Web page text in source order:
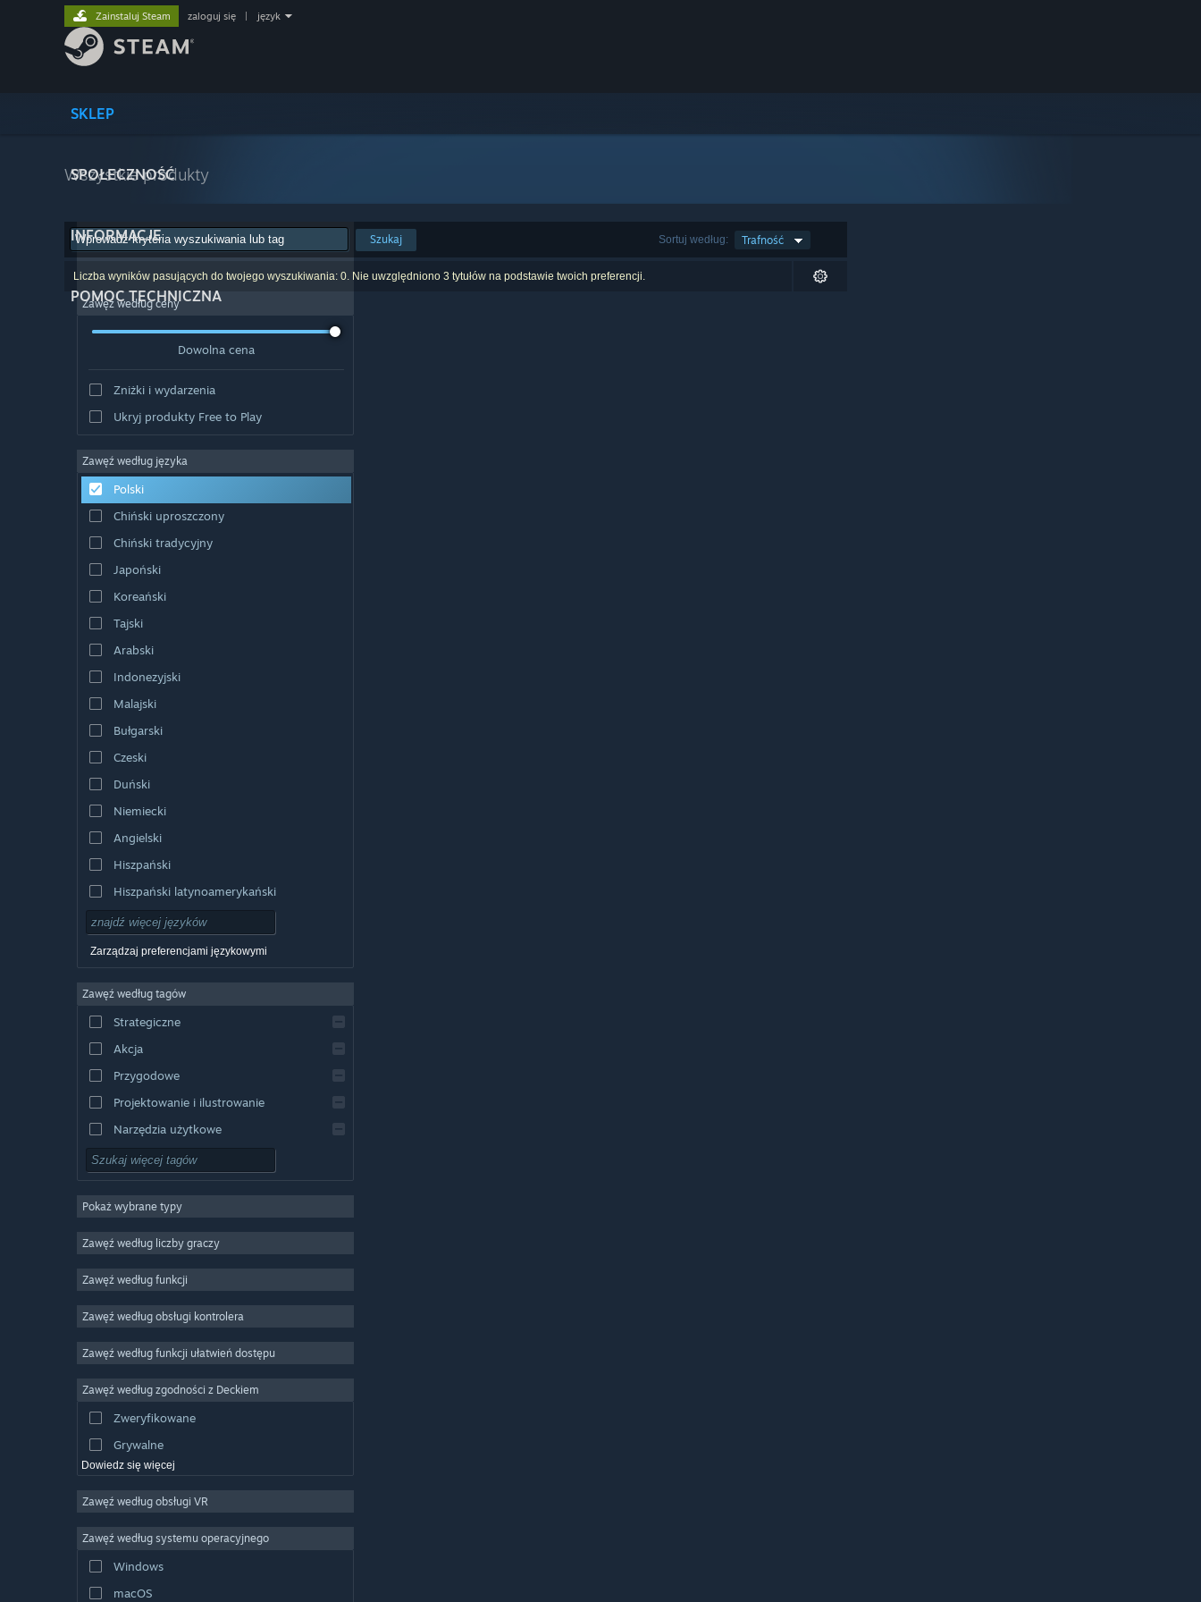
SKLEP
SPOŁECZNOŚĆ
INFORMACJE
POMOC TECHNICZNA
Zainstaluj Steam zaloguj się język
Wszystkie produkty
Sortuj według: Trafność
Szukaj
Liczba wyników pasujących do twojego wyszukiwania: 0. Nie uwzględniono 3 tytułów na podstawie twoich preferencji.
Zawęź według ceny
Dowolna cena
Zniżki i wydarzenia
Ukryj produkty Free to Play
Zawęź według języka
Polski
Chiński uproszczony
Chiński tradycyjny
Japoński
Koreański
Tajski
Arabski
Indonezyjski
Malajski
Bułgarski
Czeski
Duński
Niemiecki
Angielski
Hiszpański
Hiszpański latynoamerykański
Zarządzaj preferencjami językowymi
Zawęź według tagów
Strategiczne
Akcja
Przygodowe
Projektowanie i ilustrowanie
Narzędzia użytkowe
Free to Play
MMO
Niezależne
Rekreacyjne
Symulatory
Obróbka filmów
Obróbka zdjęć
Pokaż wybrane typy
Zawęź według liczby graczy
Zawęź według funkcji
Zawęź według obsługi kontrolera
Zawęź według funkcji ułatwień dostępu
Zawęź według zgodności z Deckiem
Zweryfikowane
Grywalne
Dowiedz się więcej
Zawęź według obsługi VR
Zawęź według systemu operacyjnego
Windows
macOS